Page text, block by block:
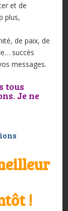
et de
plus,
de paix, de
succès
messages.
tous
Je ne
!